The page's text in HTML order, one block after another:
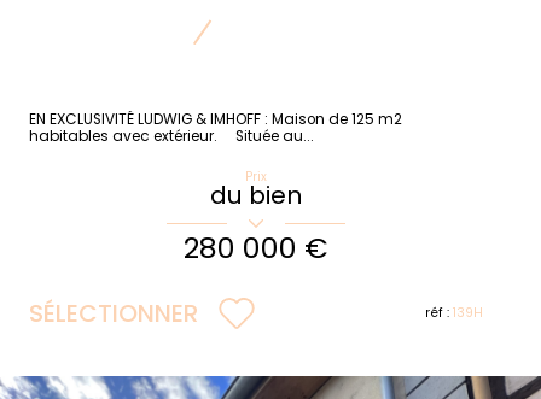
EN EXCLUSIVITÉ LUDWIG & IMHOFF : Maison de 125 m2
habitables avec extérieur. Située au...
Prix
du bien
280 000 €
SÉLECTIONNER réf :139H